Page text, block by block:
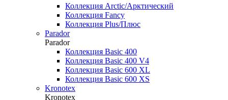
Коллекция Arctic/Арктический
Коллекция Fancy
Коллекция Plus/Плюс
Parador
Parador
Коллекция Basic 400
Коллекция Basic 400 V4
Коллекция Basic 600 ХL
Коллекция Basic 600 ХS
Kronotex
Kronotex